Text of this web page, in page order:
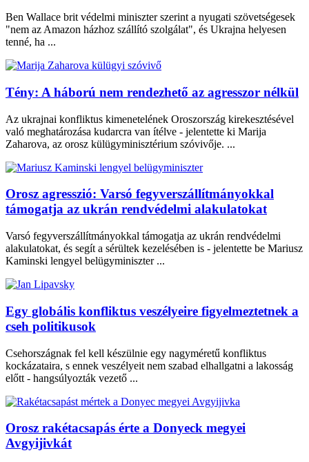
Ben Wallace brit védelmi miniszter szerint a nyugati szövetségesek
"nem az Amazon házhoz szállító szolgálat", és Ukrajna helyesen
tenné, ha ...
Tény: A háború nem rendezhető az agresszor nélkül
Az ukrajnai konfliktus kimenetelének Oroszország kirekesztésével
való meghatározása kudarcra van ítélve - jelentette ki Marija
Zaharova, az orosz külügyminisztérium szóvivője. ...
Orosz agresszió: Varsó fegyverszállítmányokkal
támogatja az ukrán rendvédelmi alakulatokat
Varsó fegyverszállítmányokkal támogatja az ukrán rendvédelmi
alakulatokat, és segít a sérültek kezelésében is - jelentette be Mariusz
Kaminski lengyel belügyminiszter ...
Egy globális konfliktus veszélyeire figyelmeztetnek a
cseh politikusok
Csehországnak fel kell készülnie egy nagyméretű konfliktus
kockázataira, s ennek veszélyeit nem szabad elhallgatni a lakosság
előtt - hangsúlyozták vezető ...
Orosz rakétacsapás érte a Donyeck megyei
Avgyijivkát